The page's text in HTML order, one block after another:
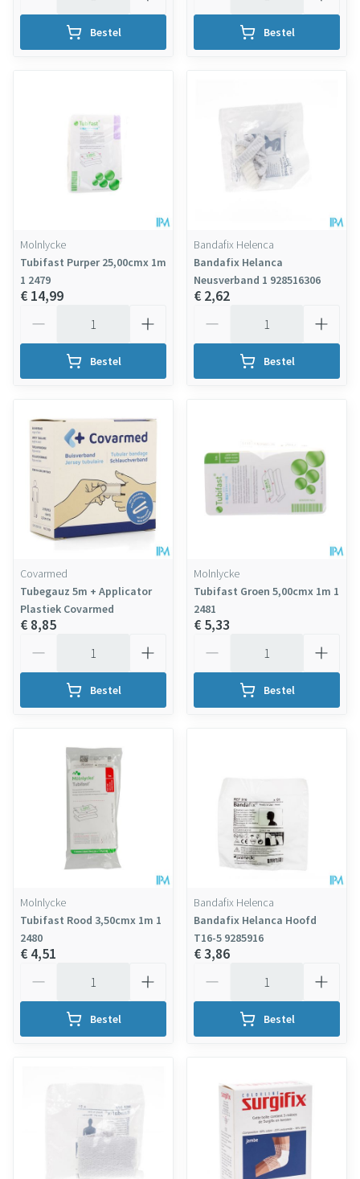
Bestel Bestel
Molnlycke
Tubifast Purper 25,00cmx 1m
1 2479
€ 14,99
Bestel
Bandafix Helenca
Bandafix Helanca
Neusverband 1 928516306
€ 2,62
Bestel
Covarmed
Tubegauz 5m + Applicator
Plastiek Covarmed
€ 8,85
Bestel
Molnlycke
Tubifast Groen 5,00cmx 1m 1
2481
€ 5,33
Bestel
Molnlycke
Tubifast Rood 3,50cmx 1m 1
2480
€ 4,51
Bestel
Bandafix Helenca
Bandafix Helanca Hoofd
T16-5 9285916
€ 3,86
Bestel